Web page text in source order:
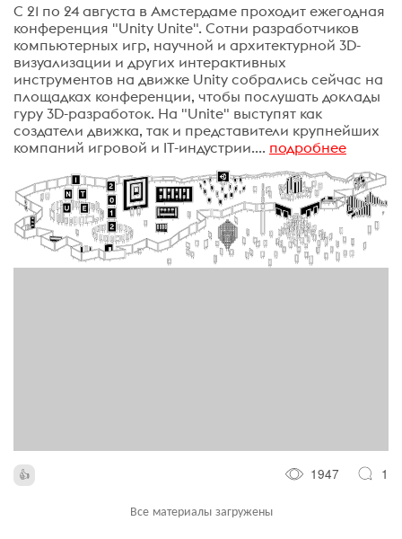
С 21 по 24 августа в Амстердаме проходит ежегодная
конференция "Unity Unite". Сотни разработчиков
компьютерных игр, научной и архитектурной 3D-
визуализации и других интерактивных
инструментов на движке Unity собрались сейчас на
площадках конференции, чтобы послушать доклады
гуру 3D-разработок. На "Unite" выступят как
создатели движка, так и представители крупнейших
компаний игровой и IT-индустрии.... подробнее
1947 1
Все материалы загружены